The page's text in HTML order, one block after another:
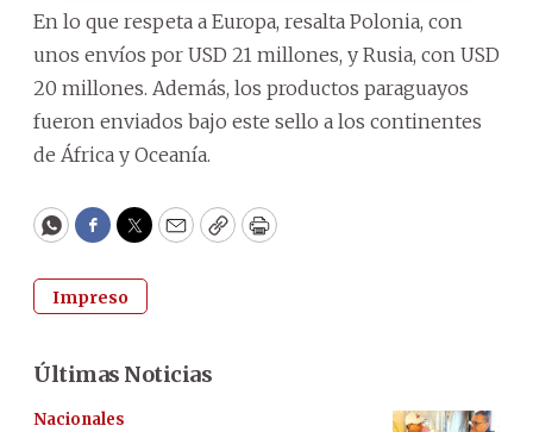
En lo que respeta a Europa, resalta Polonia, con
unos envíos por USD 21 millones, y Rusia, con USD
20 millones. Además, los productos paraguayos
fueron enviados bajo este sello a los continentes
de África y Oceanía.
WhatsApp
Facebook
Twitter
EmailCopyPrint
Impreso
Últimas Noticias
Nacionales